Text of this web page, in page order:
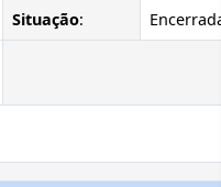
Situação: